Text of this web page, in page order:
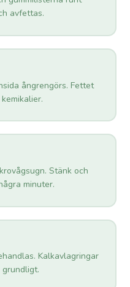
avfettas.
ångrengörs. Fettet
Stänk och
minuter.
Kalkavlagringar